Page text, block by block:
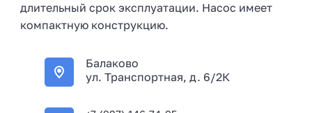
длительный срок эксплуатации. Насос имеет
компактную конструкцию.
Балаково
ул. Транспортная, д. 6/2К